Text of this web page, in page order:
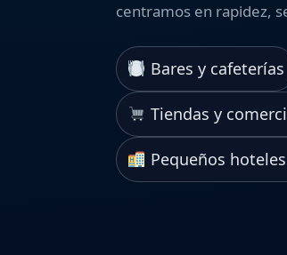
centramos en rapidez,
Bares y cafeterías
Tiendas y
Pequeños